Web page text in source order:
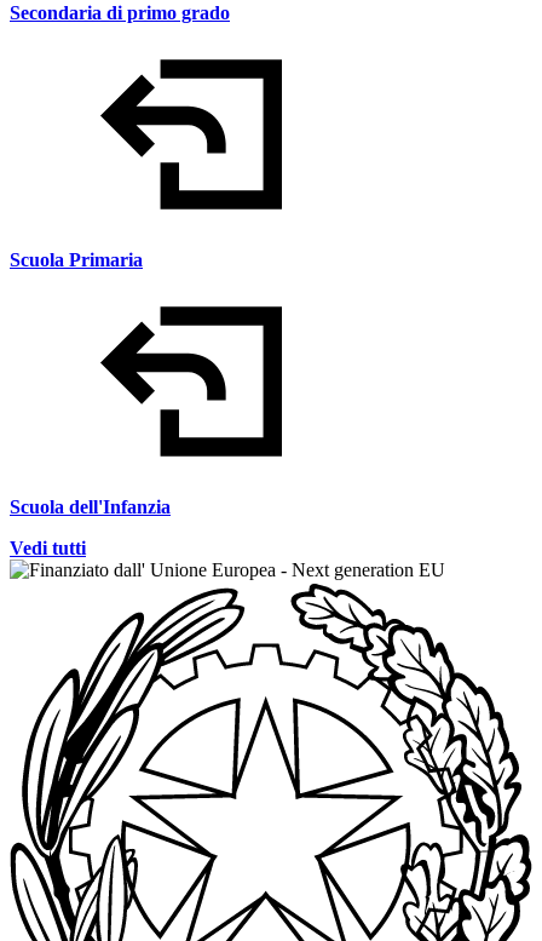
Secondaria di primo grado
Scuola Primaria
Scuola dell'Infanzia
Vedi tutti